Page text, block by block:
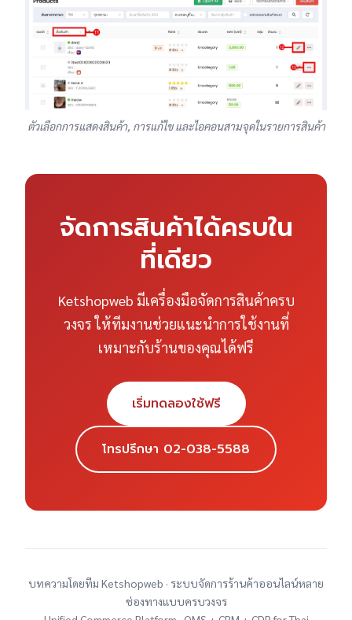
ตัวเลือกการแสดงสินค้า, การแก้ไข และไอคอนสามจุดในรายการสินค้า
จัดการสินค้าได้ครบใน
ที่เดียว
Ketshopweb มีเครื่องมือจัดการสินค้าครบ
วงจร ให้ทีมงานช่วยแนะนำการใช้งานที่
เหมาะกับร้านของคุณได้ฟรี
เริ่มทดลองใช้ฟรี
โทรปรึกษา 02-038-5588
บทความโดยทีม Ketshopweb · ระบบจัดการร้านค้าออนไลน์หลาย
ช่องทางแบบครบวงจร